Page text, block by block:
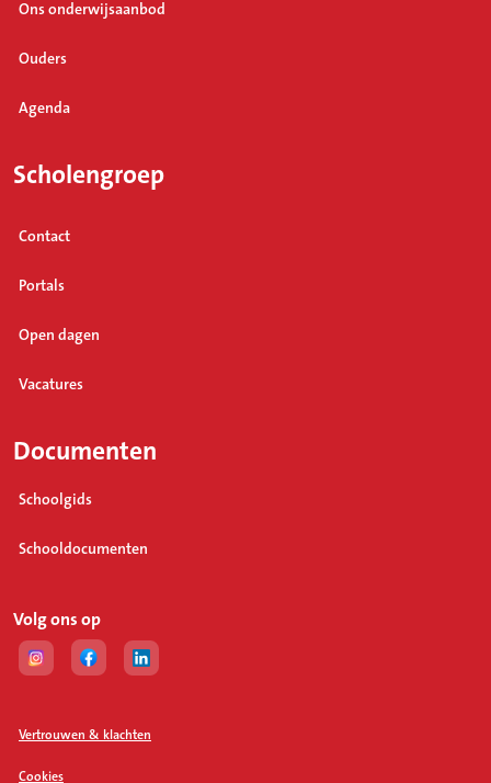
Ons onderwijsaanbod
Ouders
Agenda
Scholengroep
Contact
Portals
Open dagen
Vacatures
Documenten
Schoolgids
Schooldocumenten
Volg ons op
(Opent in een nieuw tabblad)
(Opent in een nieuw tabblad)
Vertrouwen & klachten
Cookies